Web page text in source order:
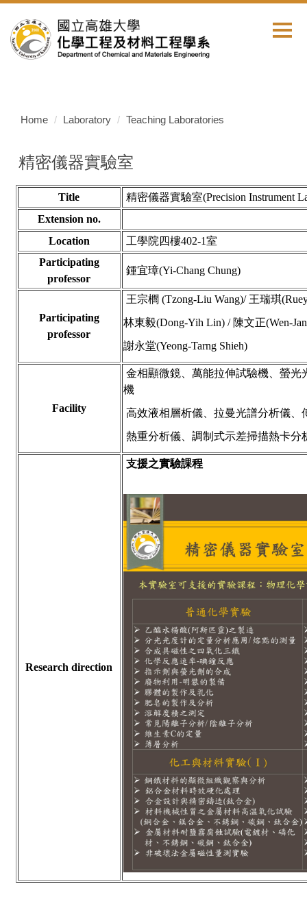
to
the
main
Home Laboratory Teaching Laboratories
精密儀器實驗室
Title 精密儀器實驗室(Precision Instrument
Extension no.
Location
工學院四樓402-1室
Participating
professor
鍾宜璋(Yi-Chang Chung)
Participating
professor
王宗櫚 (Tzong-Liu Wang)/ 王瑞琪
林東毅(Dong-Yih Lin) / 陳文正(Wen-
謝永堂(Yeong-Tarng Shieh)
Facility
金相顯微鏡、萬能拉伸試驗機、螢
機
高效液相層析儀、拉曼光譜分析儀、
熱重分析儀、 調制式示差掃描熱卡分
Research direction
支援之實驗課程